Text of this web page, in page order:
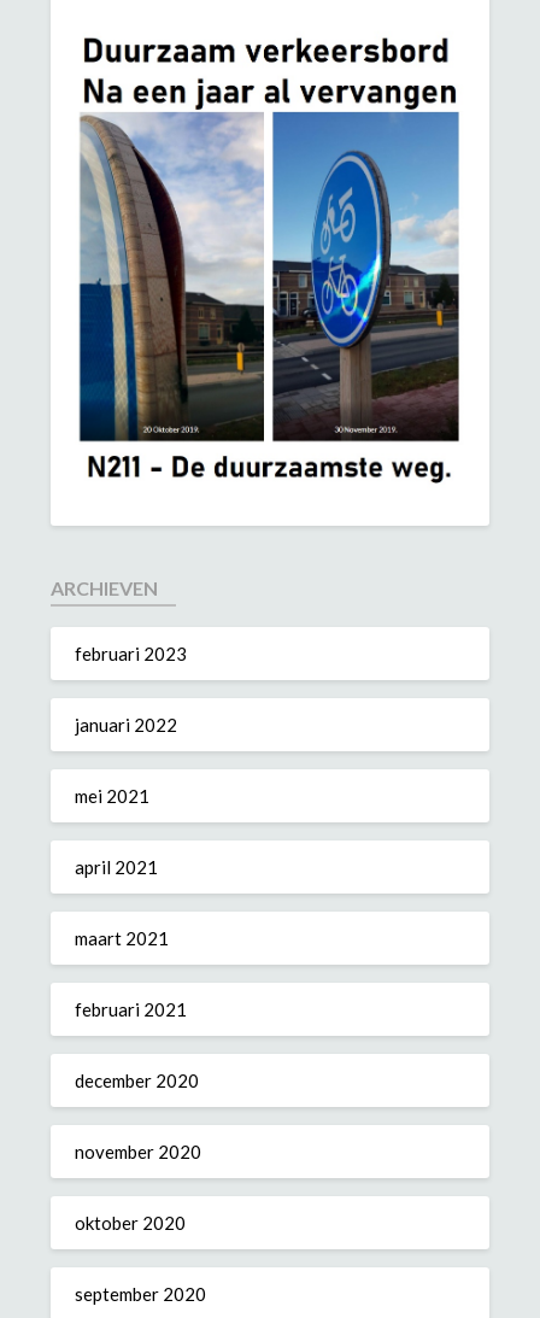
ARCHIEVEN
februari 2023
januari 2022
mei 2021
april 2021
maart 2021
februari 2021
december 2020
november 2020
oktober 2020
september 2020